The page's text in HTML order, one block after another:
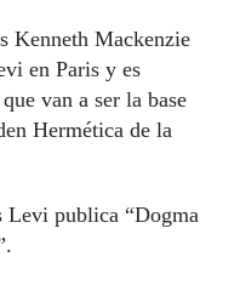
Kenneth Mackenzie
en Paris y es
van a ser la base
Hermética de la
Levi publica “Dogma